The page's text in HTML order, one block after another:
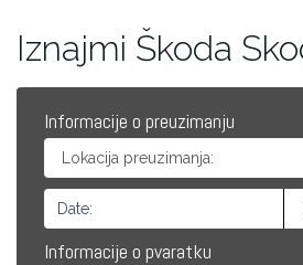
Iznajmi Škoda
Informacije o preuzimanju
Informacije o pvaratku